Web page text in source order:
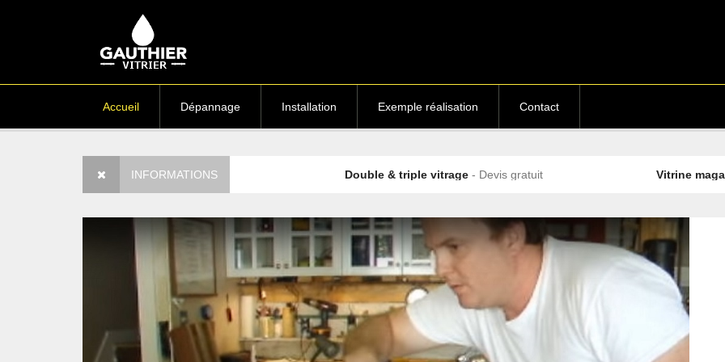
Accueil Dépannage Installation Exemple réalisation Contact
INFORMATIONS
- Tarifs assurances Double & triple vitrage- Devis gratuit Vitrine magasin-